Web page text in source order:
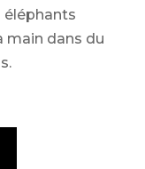
main dans du